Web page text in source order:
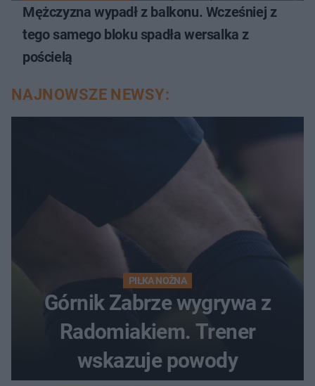
Mężczyzna wypadł z balkonu. Wcześniej z
tego samego bloku spadła wersalka z
pościelą
NAJNOWSZE NEWSY:
PIŁKA NOŻNA
Górnik Zabrze wygrywa z
Radomiakiem. Trener
wskazuje powody